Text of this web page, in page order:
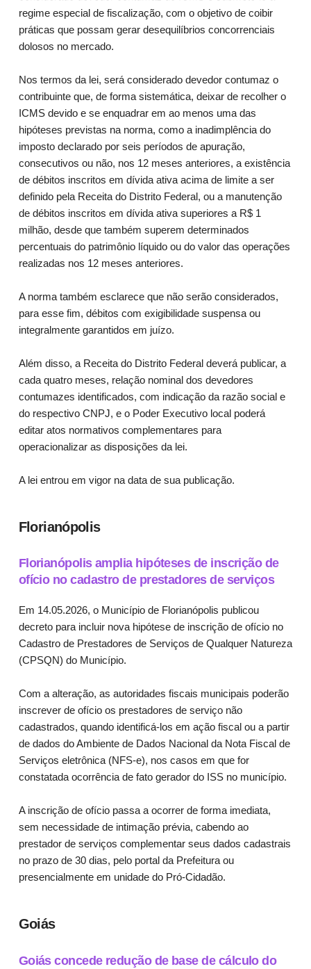
regime especial de fiscalização, com o objetivo de coibir
práticas que possam gerar desequilíbrios concorrenciais
dolosos no mercado.
Nos termos da lei, será considerado devedor contumaz o
contribuinte que, de forma sistemática, deixar de recolher o
ICMS devido e se enquadrar em ao menos uma das
hipóteses previstas na norma, como a inadimplência do
imposto declarado por seis períodos de apuração,
consecutivos ou não, nos 12 meses anteriores, a existência
de débitos inscritos em dívida ativa acima de limite a ser
definido pela Receita do Distrito Federal, ou a manutenção
de débitos inscritos em dívida ativa superiores a R$ 1
milhão, desde que também superem determinados
percentuais do patrimônio líquido ou do valor das operações
realizadas nos 12 meses anteriores.
A norma também esclarece que não serão considerados,
para esse fim, débitos com exigibilidade suspensa ou
integralmente garantidos em juízo.
Além disso, a Receita do Distrito Federal deverá publicar, a
cada quatro meses, relação nominal dos devedores
contumazes identificados, com indicação da razão social e
do respectivo CNPJ, e o Poder Executivo local poderá
editar atos normativos complementares para
operacionalizar as disposições da lei.
A lei entrou em vigor na data de sua publicação.
Florianópolis
Florianópolis amplia hipóteses de inscrição de
ofício no cadastro de prestadores de serviços
Em 14.05.2026, o Município de Florianópolis publicou
decreto para incluir nova hipótese de inscrição de ofício no
Cadastro de Prestadores de Serviços de Qualquer Natureza
(CPSQN) do Município.
Com a alteração, as autoridades fiscais municipais poderão
inscrever de ofício os prestadores de serviço não
cadastrados, quando identificá-los em ação fiscal ou a partir
de dados do Ambiente de Dados Nacional da Nota Fiscal de
Serviços eletrônica (NFS-e), nos casos em que for
constatada ocorrência de fato gerador do ISS no município.
A inscrição de ofício passa a ocorrer de forma imediata,
sem necessidade de intimação prévia, cabendo ao
prestador de serviços complementar seus dados cadastrais
no prazo de 30 dias, pelo portal da Prefeitura ou
presencialmente em unidade do Pró-Cidadão.
Goiás
Goiás concede redução de base de cálculo do